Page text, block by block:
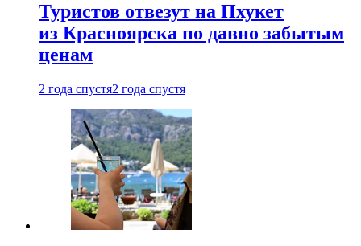
Туристов отвезут на Пхукет
из Красноярска по давно забытым
ценам
2 года спустя2 года спустя